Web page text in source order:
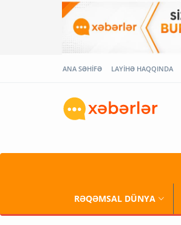
ANA SƏHİFƏ LAYİHƏ HAQQINDA
RƏQƏMSAL DÜNYA